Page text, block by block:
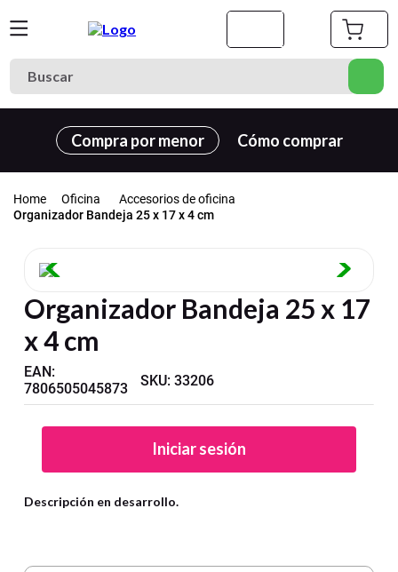
Buscar
Compra por menor Cómo comprar
Oficina
Accesorios de oficina
Organizador Bandeja 25 x 17 x 4 cm
Organizador Bandeja 25 x 17
x 4 cm
EAN:
7806505045873
SKU:33206
Iniciar sesión
Descripción en desarrollo.
Términos más buscados
cuaderno
3. cuadernos
5.
6. estuche
7. harry potter
8.
10